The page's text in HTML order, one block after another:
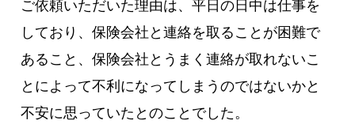
ご依頼いただいた理由は、平日の日中は仕事を
しており、保険会社と連絡を取ることが困難で
あること、保険会社とうまく連絡が取れないこ
とによって不利になってしまうのではないかと
不安に思っていたとのことでした。